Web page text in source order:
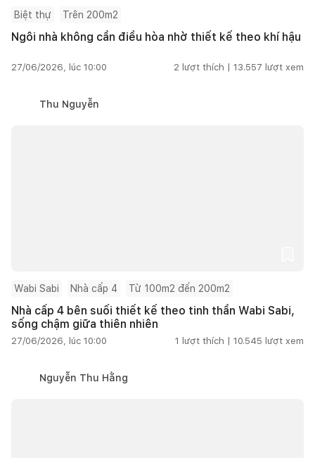
Biệt thự Trên 200m2
Ngôi nhà không cần điều hòa nhờ thiết kế theo khí hậu
27/06/2026, lúc 10:00 2 lượt thích | 13.557 lượt xem
Thu Nguyễn
Wabi Sabi Nhà cấp 4 Từ 100m2 đến 200m2
Nhà cấp 4 bên suối thiết kế theo tinh thần Wabi Sabi,
sống chậm giữa thiên nhiên
27/06/2026, lúc 10:00 1 lượt thích | 10.545 lượt xem
Nguyễn Thu Hằng